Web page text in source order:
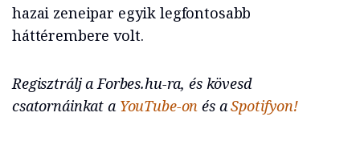
hazai zeneipar egyik legfontosabb
háttérembere volt.
Regisztrálj a Forbes.hu-ra, és kövesd
csatornáinkat a YouTube-on és aSpotifyon!